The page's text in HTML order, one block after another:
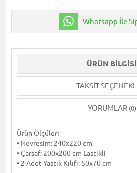
Whatsapp İle
ÜRÜN BILGISI
TAKSIT
YORUMLAR (0)
Ürün Ölçüleri
• Nevresim: 240x220 cm
• Çarşaf: 200x200 cm Lastikli
• 2 Adet Yastık Kılıfı: 50x70 cm